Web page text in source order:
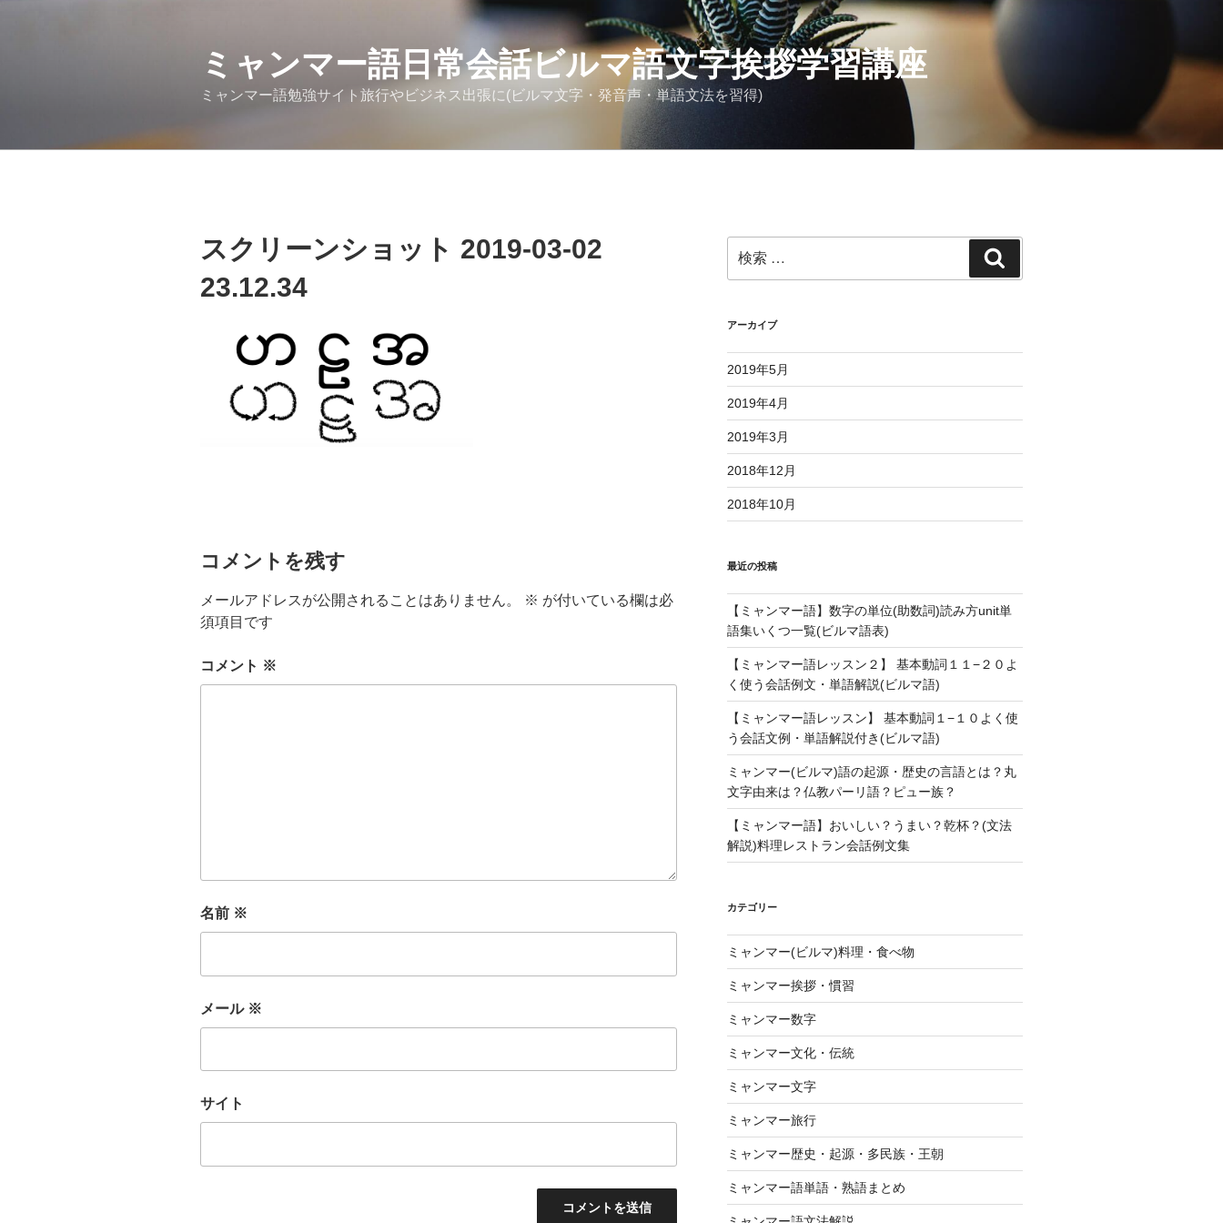
ミャンマー語日常会話ビルマ語文字挨拶学習講座
ミャンマー語勉強サイト旅行やビジネス出張に(ビルマ文字・発音声・単語文法を習得)
スクリーンショット 2019-03-02
23.12.34
コメントを残す
メールアドレスが公開されることはありません。 ※ が付いている欄は必
須項目です
コメント ※
名前 ※
メール ※
サイト
索:
索
アーカイブ
2019年5月
2019年4月
2019年3月
2018年12月
2018年10月
最近の投稿
【ミャンマー語】数字の単位(助数詞)読み方unit単
語集いくつ一覧(ビルマ語表)
【ミャンマー語レッスン２】 基本動詞１１−２０よ
く使う会話例文・単語解説(ビルマ語)
【ミャンマー語レッスン】 基本動詞１−１０よく使
う会話文例・単語解説付き(ビルマ語)
ミャンマー(ビルマ)語の起源・歴史の言語とは？丸
文字由来は？仏教パーリ語？ピュー族？
【ミャンマー語】おいしい？うまい？乾杯？(文法
解説)料理レストラン会話例文集
カテゴリー
ミャンマー(ビルマ)料理・食べ物
ミャンマー挨拶・慣習
ミャンマー数字
ミャンマー文化・伝統
ミャンマー文字
ミャンマー旅行
ミャンマー歴史・起源・多民族・王朝
ミャンマー語単語・熟語まとめ